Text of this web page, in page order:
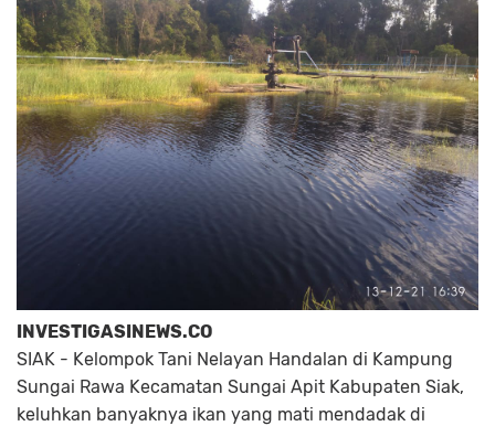
INVESTIGASINEWS.CO
SIAK - Kelompok Tani Nelayan Handalan di Kampung
Sungai Rawa Kecamatan Sungai Apit Kabupaten Siak,
keluhkan banyaknya ikan yang mati mendadak di